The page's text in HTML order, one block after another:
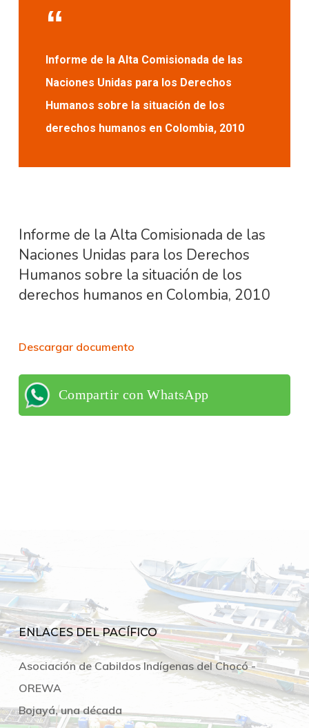
Informe de la Alta Comisionada de las
Naciones Unidas para los Derechos
Humanos sobre la situación de los
derechos humanos en Colombia, 2010
Informe de la Alta Comisionada de las
Naciones Unidas para los Derechos
Humanos sobre la situación de los
derechos humanos en Colombia, 2010
Descargar documento
Compartir con WhatsApp
ENLACES DEL PACÍFICO
Asociación de Cabildos Indígenas del Chocó -
OREWA
Bojayá, una década